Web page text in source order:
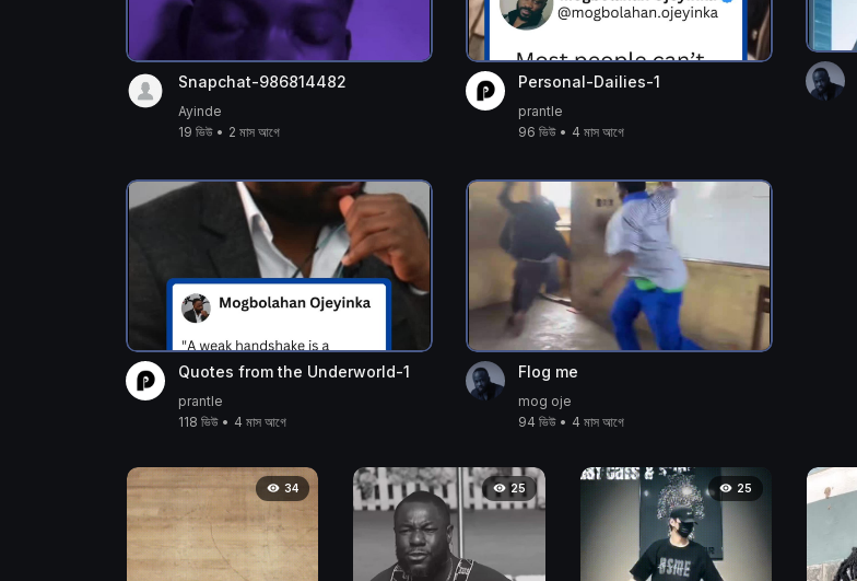
Snapchat-986814482
Ayinde
19 ভিউ • 2 মাস আগে
Personal-Dailies-1
prantle
96 ভিউ • 4 মাস আগে
Quotes from the Underworld-1
prantle
118 ভিউ • 4 মাস আগে
Flog me
mog oje
94 ভিউ • 4 মাস আগে
34 25 25